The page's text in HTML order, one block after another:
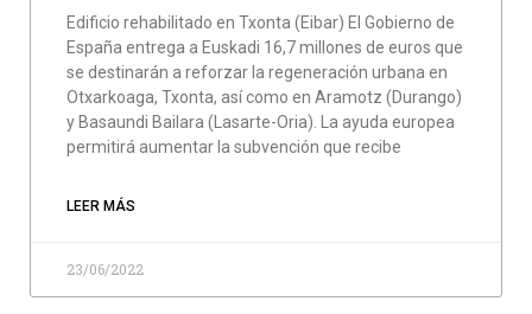
Edificio rehabilitado en Txonta (Eibar) El Gobierno de
España entrega a Euskadi 16,7 millones de euros que
se destinarán a reforzar la regeneración urbana en
Otxarkoaga, Txonta, así como en Aramotz (Durango)
y Basaundi Bailara (Lasarte-Oria). La ayuda europea
permitirá aumentar la subvención que recibe
LEER MÁS
23/06/2022